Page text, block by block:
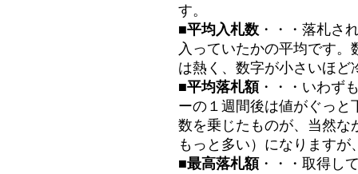
す。
■平均入札数 ・・・落札さ
入っていたかの平均です
は熱く、数字が小さいほど
■平均落札額 ・・・いわず
ーの１週間後は値がぐっと
数を乗じたものが、当然な
もっと多い）になります
■最高落札額 ・・・取得し